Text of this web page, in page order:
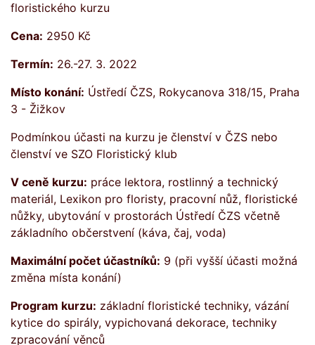
floristického kurzu
Cena: 2950 Kč
Termín: 26.-27. 3. 2022
Místo konání: Ústředí ČZS, Rokycanova 318/15, Praha
3 - Žižkov
Podmínkou účasti na kurzu je členství v ČZS nebo
členství ve SZO Floristický klub
V ceně kurzu: práce lektora, rostlinný a technický
materiál, Lexikon pro floristy, pracovní nůž, floristické
nůžky, ubytování v prostorách Ústředí ČZS včetně
základního občerstvení (káva, čaj, voda)
Maximální počet účastníků: 9 (při vyšší účasti možná
změna místa konání)
Program kurzu: základní floristické techniky, vázání
kytice do spirály, vypichovaná dekorace, techniky
zpracování věnců